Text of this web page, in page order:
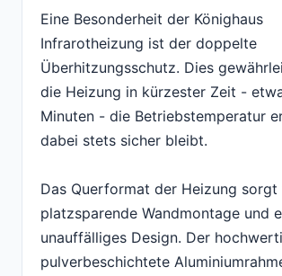
Eine Besonderheit der Könighaus
Infrarotheizung ist der doppelte
Überhitzungsschutz. Dies
die Heizung in kürzester Zeit -
Minuten - die Betriebstemperatur
dabei stets sicher bleibt.
Das Querformat der Heizung sorgt
platzsparende Wandmontage und
unauffälliges Design. Der
pulverbeschichtete